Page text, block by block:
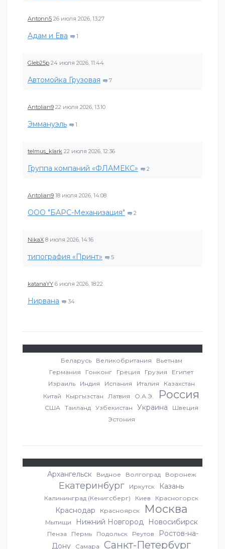
Antonn5 26 июля 2026, 13:27
Адам и Ева 1
Gleb25p 24 июля 2026, 11:44
Автомойка Грузовая 7
Antolian9 22 июля 2026, 13:10
Эммануэль 1
telmus_klark 22 июля 2026, 12:36
Группа компаний «ФЛАМЕКС» 2
Antolian9 18 июля 2026, 14:08
ООО "БАРС-Механизация" 2
NikaX 8 июля 2026, 14:16
типография «Принт» 5
katanaYY 6 июля 2026, 18:22
Нирвана 34
Беларусь Великобритания
Вьетнам
Германия
Гонконг Греция Грузия
Египет
Израиль
Индия Испания Италия
Казахстан
Китай
Кыргызстан Латвия О.А.Э. Россия
США Таиланд Узбекистан Украина
Швеция
Эстония
Архангельск Видное Волгоград Воронеж
Екатеринбург Иркутск Казань
Калининград (Кенигсберг) Киев Красногорск
Краснодар Красноярск Москва
Мытищи Нижний Новгород Новосибирск
Пенза Пермь Подольск Реутов
Ростов-на-
Дону
Самара Санкт-Петербург